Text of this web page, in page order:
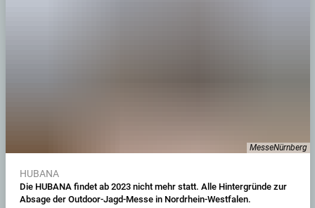
MesseNürnberg
HUBANA
Die HUBANA findet ab 2023 nicht mehr statt. Alle Hintergründe zur
Absage der Outdoor-Jagd-Messe in Nordrhein-Westfalen.